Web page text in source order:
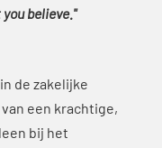
believe."
de zakelijke
een krachtige,
bij het